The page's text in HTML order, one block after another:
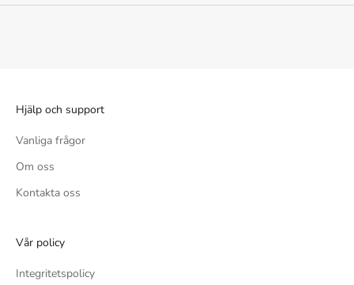
Hjälp och support
Vanliga frågor
Om oss
Kontakta oss
Vår policy
Integritetspolicy